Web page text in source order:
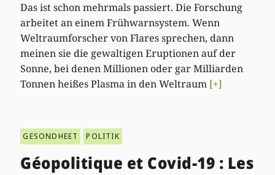
Das ist schon mehrmals passiert. Die Forschung
arbeitet an einem Frühwarnsystem. Wenn
Weltraumforscher von Flares sprechen, dann
meinen sie die gewaltigen Eruptionen auf der
Sonne, bei denen Millionen oder gar Milliarden
Tonnen heißes Plasma in den Weltraum [+]
GESONDHEET POLITIK
Géopolitique et Covid-19 : Les